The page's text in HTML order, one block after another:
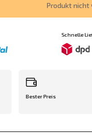
Produkt
Schnelle
Bester Preis